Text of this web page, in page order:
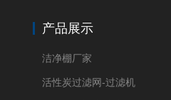
产品展示
洁净棚厂家
活性炭过滤网-过滤机